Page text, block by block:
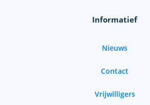
Informatief
Nieuws
Contact
Vrijwilligers